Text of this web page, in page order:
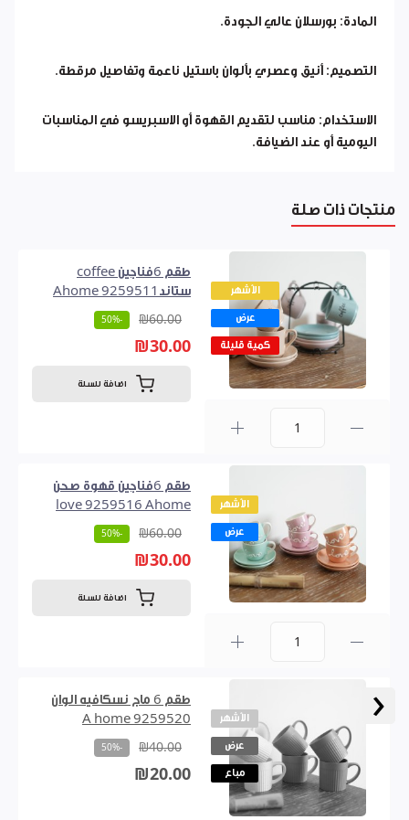
‹
المادة: بورسلان عالي الجودة.
التصميم: أنيق وعصري بألوان باستيل ناعمة وتفاصيل مرقطة.
الاستخدام: مناسب لتقديم القهوة أو الاسبريسو في المناسبات
اليومية أو عند الضيافة.
منتجات ذات صلة
الأشهر
عرض
كمية قليلة
طقم 6فناجين coffee
ستاند9259511 Ahome
₪60.00
-50%
₪30.00
اضافة للسلة
الأشهر
عرض
طقم 6فناجين قهوة صحن
love 9259516 Ahome
₪60.00
-50%
₪30.00
اضافة للسلة
الأشهر
عرض
مباع
طقم 6 ماج نسكافيه الوان
9259520 A home
₪40.00
-50%
₪20.00